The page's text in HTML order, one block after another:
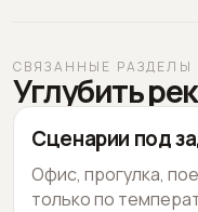
СВЯЗАННЫЕ РАЗДЕЛЫ
Углубить
Сценарии под
Офис, прогулка,
только по